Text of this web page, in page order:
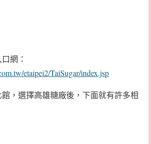
網：
etaipei2/TaiSugar/index.jsp
，選擇高雄糖廠後，下面就有許多相